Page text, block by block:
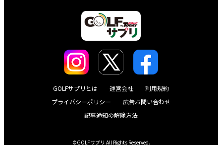
GOLFサプリとは 運営会社
利用規約
プライバシーポリシー
広告お問い合わせ
記事通知の解除方法
©GOLFサプリ All Rights Reserved.